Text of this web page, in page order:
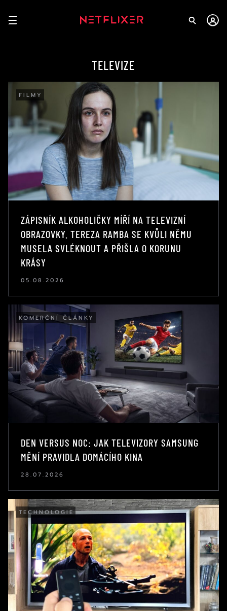
TELEVIZE
FILMY
ZÁPISNÍK ALKOHOLIČKY MÍŘÍ NA TELEVIZNÍ
OBRAZOVKY. TEREZA RAMBA SE KVŮLI NĚMU
MUSELA SVLÉKNOUT A PŘIŠLA O KORUNU
KRÁSY
05.08.2026
KOMERČNÍ ČLÁNKY
DEN VERSUS NOC: JAK TELEVIZORY SAMSUNG
MĚNÍ PRAVIDLA DOMÁCÍHO KINA
28.07.2026
TECHNOLOGIE